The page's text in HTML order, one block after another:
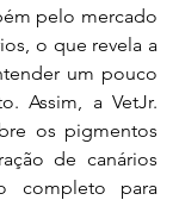
pelo mercado
o que revela a
um pouco
Assim, a VetJr.
os pigmentos
de canários
completo para